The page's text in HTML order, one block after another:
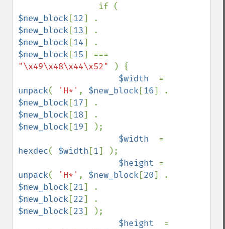
$new_block[12
$new_block[13
$new_block[14
$new_block[15
"\x49\x48\x44\x52"
) {
$width
unpack( 'H*' , $new_block[16
$new_block[17
$new_block[18
$new_block[19] );
$width
hexdec( $width [1] );
$height
unpack( 'H*' , $new_block[20
$new_block[21
$new_block[22
$new_block[23] );
$height